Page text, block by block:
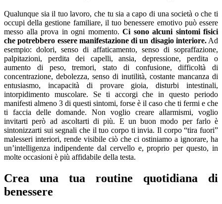
Qualunque sia il tuo lavoro, che tu sia a capo di una società o che ti
occupi della gestione familiare, il tuo benessere emotivo può essere
messo alla prova in ogni momento. Ci sono alcuni sintomi fisici
che potrebbero essere manifestazione di un disagio interiore.Ad
esempio: dolori, senso di affaticamento, senso di sopraffazione,
palpitazioni, perdita dei capelli, ansia, depressione, perdita o
aumento di peso, tremori, stato di confusione, difficoltà di
concentrazione, debolezza, senso di inutilità, costante mancanza di
entusiasmo, incapacità di provare gioia, disturbi intestinali,
intorpidimento muscolare. Se ti accorgi che in questo periodo
manifesti almeno 3 di questi sintomi, forse è il caso che ti fermi e che
ti faccia delle domande. Non voglio creare allarmismi, voglio
invitarti però ad ascoltarti di più. E un buon modo per farlo è
sintonizzarti sui segnali che il tuo corpo ti invia. Il corpo “tira fuori”
malesseri interiori, rende visibile ciò che ci ostiniamo a ignorare, ha
un’intelligenza indipendente dal cervello e, proprio per questo, in
molte occasioni è più affidabile della testa.
Crea una tua routine quotidiana di
benessere